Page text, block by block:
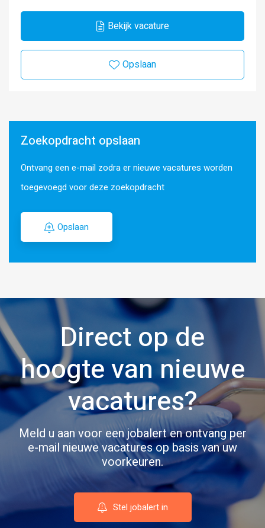
Zoekopdracht opslaan
Ontvang een e-mail zodra er nieuwe vacatures worden
toegevoegd voor deze zoekopdracht
Opslaan
Bekijk vacature
Opslaan
Direct op de
hoogte van nieuwe
vacatures?
Meld u aan voor een jobalert en ontvang per
e-mail nieuwe vacatures op basis van uw
voorkeuren.
Stel jobalert in